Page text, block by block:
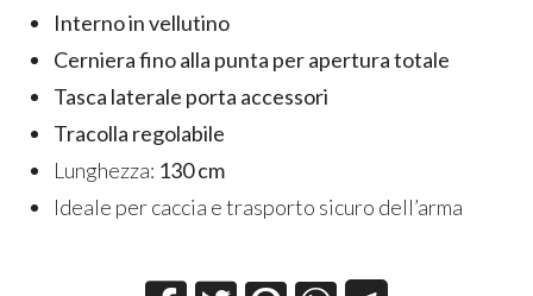
Interno in vellutino
Cerniera fino alla punta per apertura totale
Tasca laterale porta accessori
Tracolla regolabile
Lunghezza: 130 cm
Ideale per caccia e trasporto sicuro dell’arma